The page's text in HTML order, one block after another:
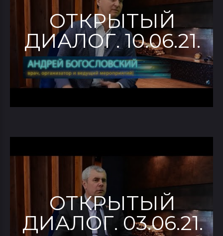
ОТКРЫТЫЙ
ДИАЛОГ. 10.06.21.
ОТКРЫТЫЙ
ДИАЛОГ. 03.06.21.